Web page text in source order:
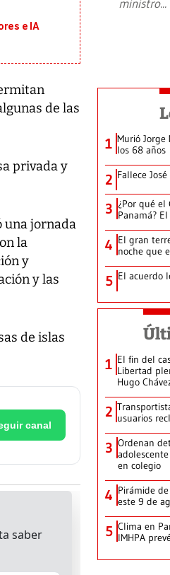
e IA
de las
privada y
una jornada
la
y
y las
de islas
canal
domingo su
1 Murió Jorge
los 68 años
2 Fallece
3 ¿Por qué el
Panamá?
4 El gran
noche que
5 El acuerdo
1 El fin del
Libertad
Hugo
2 usuarios
3 Ordenan
en colegio
4 Pirámide
este 9 de
5 Clima en
IMHPA